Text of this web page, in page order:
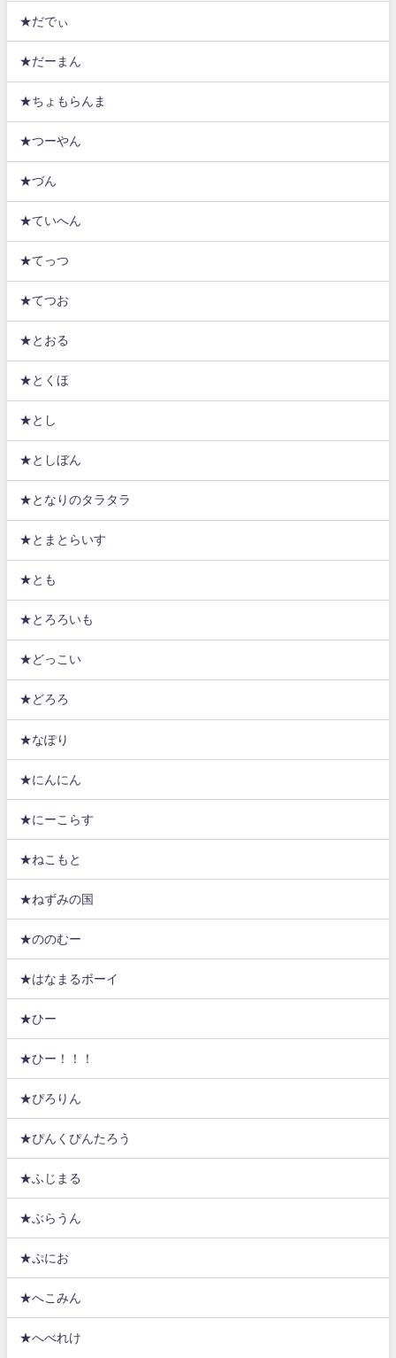
★だでぃ
★だーまん
★ちょもらんま
★つーやん
★づん
★ていへん
★てっつ
★てつお
★とおる
★とくほ
★とし
★としぼん
★となりのタラタラ
★とまとらいす
★とも
★とろろいも
★どっこい
★どろろ
★なぽり
★にんにん
★にーこらす
★ねこもと
★ねずみの国
★ののむー
★はなまるボーイ
★ひー
★ひー！！！
★ぴろりん
★ぴんくぴんたろう
★ふじまる
★ぶらうん
★ぷにお
★へこみん
★へべれけ